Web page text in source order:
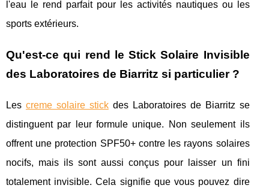
l'eau le rend parfait pour les activités nautiques ou les
sports extérieurs.
Qu'est-ce qui rend le Stick Solaire Invisible
des Laboratoires de Biarritz si particulier ?
Les creme solaire stickdes Laboratoires de Biarritz se
distinguent par leur formule unique. Non seulement ils
offrent une protection SPF50+ contre les rayons solaires
nocifs, mais ils sont aussi conçus pour laisser un fini
totalement invisible. Cela signifie que vous pouvez dire